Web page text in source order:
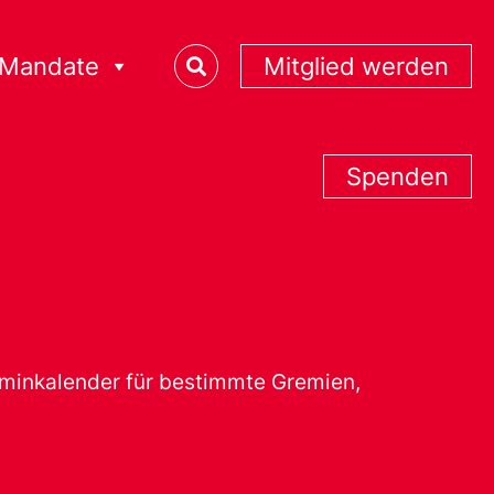
Mandate Mitglied werden
Spenden
für bestimmte Gremien,